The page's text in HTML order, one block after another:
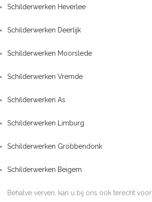
Schilderwerken Heverlee
Schilderwerken Deerlijk
Schilderwerken Moorslede
Schilderwerken Vremde
Schilderwerken As
Schilderwerken Limburg
Schilderwerken Grobbendonk
Schilderwerken Beigem
Behalve verven, kan u bij ons ook terecht voor